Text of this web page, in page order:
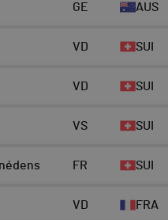
GE AUS
VD SUI
VD SUI
VS SUI
FR SUI
VD FRA